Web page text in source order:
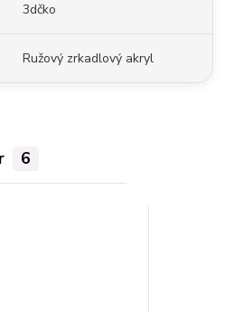
3dčko
Ružový zrkadlový akryl
6